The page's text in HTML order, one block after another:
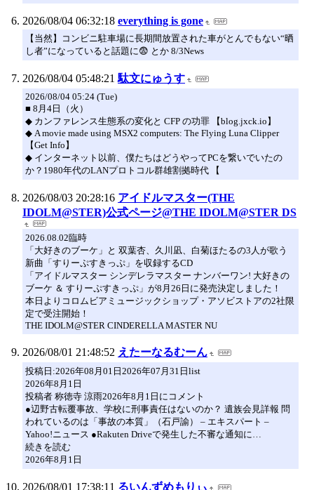
2026/08/04 06:32:18 everything is gone
【当然】コンビニ駐車場に長期間放置された車がとんでもない“晒
し者”になっていると話題に😨 とか 8/3News
2026/08/04 05:48:21 駄文にゅうす
2026/08/04 05:24 (Tue)
■ 8月4日（火）
◆ カンファレンス生態系の変化と CFP の功罪 【blog.jxck.io】
◆ A movie made using MSX2 computers: The Flying Luna Clipper
【Get Info】
◆ インターネット以前、僕たちはどうやってPCを繋いでいたの
か？1980年代のLANプロトコル群雄割拠時代 【
2026/08/03 20:28:16 アイドルマスター(THE
IDOLM@STER)公式ページ@THE IDOLM@STER DS
2026.08.02臨時
「大好きのブーケ」と 双葉杏、久川凪、白菊ほたるの3人が歌う
新曲「すりーぷすきっぷ」を収録するCD
「アイドルマスター シンデレラマスター ナンバーワン! 大好きの
ブーケ ＆ すりーぷすきっぷ」が8月26日に発売決定しました！
本日よりコロムビアミュージックショップ・アソビストアの2社限
定で受注開始！
THE IDOLM@STER CINDERELLA MASTER NU
2026/08/01 21:48:52 えたーなるむーん
投稿日:2026年08月01日2026年07月31日list
2026年8月1日
投稿者 称徳寺 涼雨2026年8月1日にコメント
●辺野古転覆事故、学校に刑事責任はないのか？ 遺族会見詳報 問
われているのは「事故の本質」（石戸諭） – エキスパート –
Yahoo!ニュース ●Rakuten Driveで発生した不審な通知に…
続きを読む
2026年8月1日
2026/08/01 17:38:11 るいんずめもりぃ